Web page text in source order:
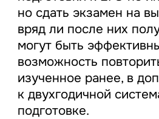
но сдать экзамен на
вряд ли после них
могут быть
возможность
изученное ранее, в
к двухгодичной
подготовке.